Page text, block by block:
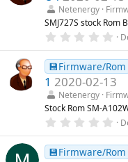
t
r
e
l
a
(
s
)
Netenergy
SMJ727S stock Rom
0
0
0
e
s
t
r
e
l
a
(
💾Firmware/Rom
1 2020-02-13
Netenergy
Stock Rom SM-
0
0
0
💾Firmware/Rom